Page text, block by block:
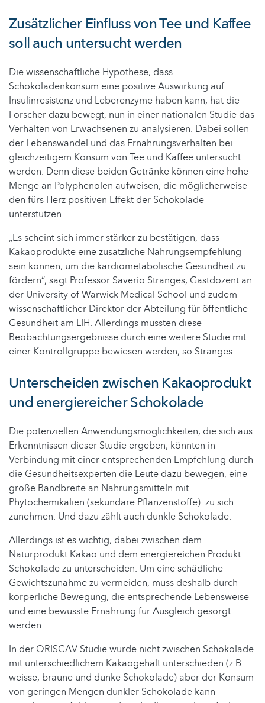
Zusätzlicher Einfluss von Tee und Kaffee
soll auch untersucht werden
Die wissenschaftliche Hypothese, dass
Schokoladenkonsum eine positive Auswirkung auf
Insulinresistenz und Leberenzyme haben kann, hat die
Forscher dazu bewegt, nun in einer nationalen Studie das
Verhalten von Erwachsenen zu analysieren. Dabei sollen
der Lebenswandel und das Ernährungsverhalten bei
gleichzeitigem Konsum von Tee und Kaffee untersucht
werden. Denn diese beiden Getränke können eine hohe
Menge an Polyphenolen aufweisen, die möglicherweise
den fürs Herz positiven Effekt der Schokolade
unterstützen.
„Es scheint sich immer stärker zu bestätigen, dass
Kakaoprodukte eine zusätzliche Nahrungsempfehlung
sein können, um die kardiometabolische Gesundheit zu
fördern“, sagt Professor Saverio Stranges, Gastdozent an
der University of Warwick Medical School und zudem
wissenschaftlicher Direktor der Abteilung für öffentliche
Gesundheit am LIH. Allerdings müssten diese
Beobachtungsergebnisse durch eine weitere Studie mit
einer Kontrollgruppe bewiesen werden, so Stranges.
Unterscheiden zwischen Kakaoprodukt
und energiereicher Schokolade
Die potenziellen Anwendungsmöglichkeiten, die sich aus
Erkenntnissen dieser Studie ergeben, könnten in
Verbindung mit einer entsprechenden Empfehlung durch
die Gesundheitsexperten die Leute dazu bewegen, eine
große Bandbreite an Nahrungsmitteln mit
Phytochemikalien (sekundäre Pflanzenstoffe) zu sich
zunehmen. Und dazu zählt auch dunkle Schokolade.
Allerdings ist es wichtig, dabei zwischen dem
Naturprodukt Kakao und dem energiereichen Produkt
Schokolade zu unterscheiden. Um eine schädliche
Gewichtszunahme zu vermeiden, muss deshalb durch
körperliche Bewegung, die entsprechende Lebensweise
und eine bewusste Ernährung für Ausgleich gesorgt
werden.
In der ORISCAV Studie wurde nicht zwischen Schokolade
mit unterschiedlichem Kakaogehalt unterschieden (z.B.
weisse, braune und dunke Schokolade) aber der Konsum
von geringen Mengen dunkler Schokolade kann